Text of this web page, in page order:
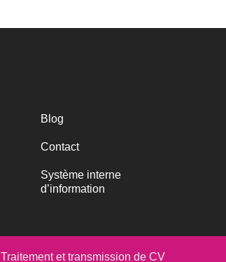
Blog
Contact
Système interne
d’information
Traitement et transmission de CV